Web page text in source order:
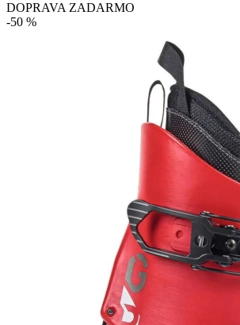
DOPRAVA ZADARMO
-50 %